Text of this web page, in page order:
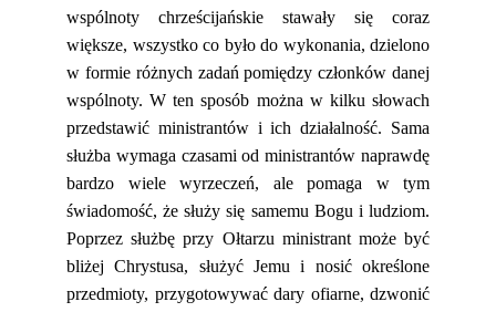
wspólnoty chrześcijańskie stawały się coraz
większe, wszystko co było do wykonania, dzielono
w formie różnych zadań pomiędzy członków danej
wspólnoty. W ten sposób można w kilku słowach
przedstawić ministrantów i ich działalność. Sama
służba wymaga czasami od ministrantów naprawdę
bardzo wiele wyrzeczeń, ale pomaga w tym
świadomość, że służy się samemu Bogu i ludziom.
Poprzez służbę przy Ołtarzu ministrant może być
bliżej Chrystusa, służyć Jemu i nosić określone
przedmioty, przygotowywać dary ofiarne, dzwonić